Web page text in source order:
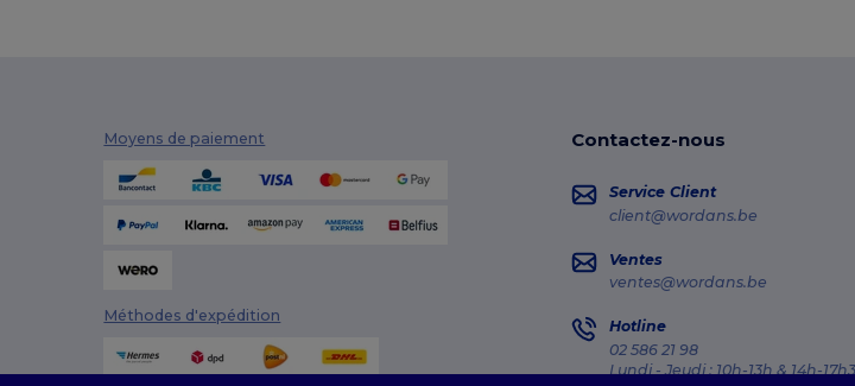
Valento (55)
Velilla (3)
Moyens de paiement
Méthodes d'expédition
Contactez-nous
Service Client
client@wordans.be
Ventes
ventes@wordans.be
Hotline
02 586 21 98
Lundi - Jeudi : 10h-13h & 14h-